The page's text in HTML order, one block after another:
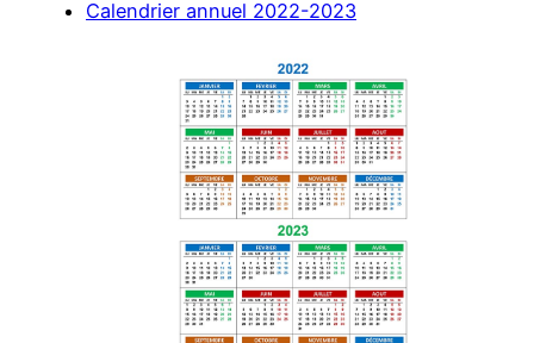
Calendrier annuel 2022-2023